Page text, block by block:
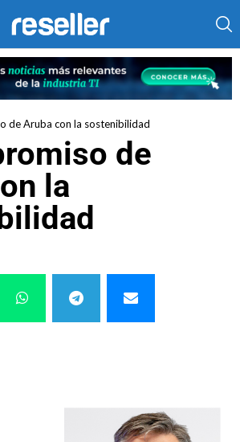
de Aruba con la sostenibilidad
de
la